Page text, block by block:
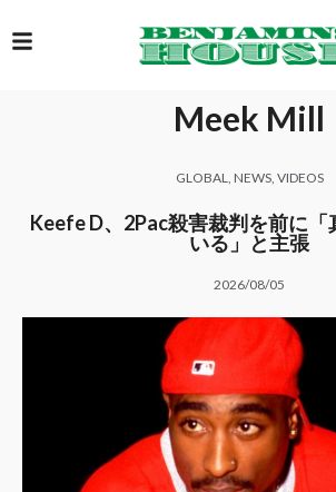
EXCLUSIVE
GLOBAL
GALLERY
LOGIN
Meek Mill
GLOBAL NEWS, VIDEOS
Keefe D、2Pac殺害裁判を前に「
いる」と主張
2026/08/05